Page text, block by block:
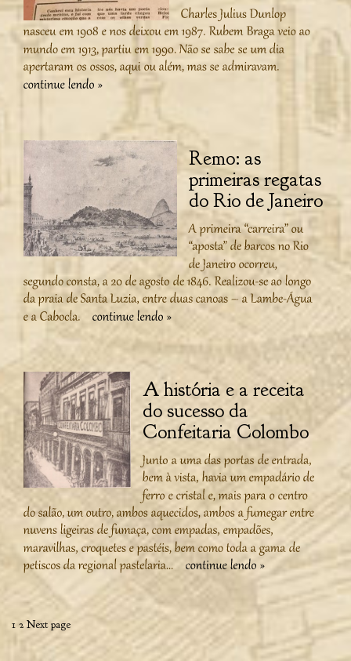
Remo: as
primeiras regatas
do Rio de Janeiro
A história e a receita
do sucesso da
Confeitaria Colombo
Paginação
de
Page
1 Page
2 Next page